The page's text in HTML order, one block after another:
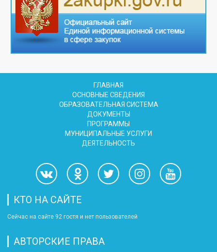
ГЛАВНАЯ
ОСНОВНЫЕ СВЕДЕНИЯ
ОБРАЗОВАТЕЛЬНАЯ СИСТЕМА
ДОКУМЕНТЫ
ПРОГРАММЫ
МУНИЦИПАЛЬНЫЕ УСЛУГИ
ДЕЯТЕЛЬНОСТЬ
КТО НА САЙТЕ
Сейчас на сайте 92 гостя и нет пользователей
АВТОРСКИЕ ПРАВА